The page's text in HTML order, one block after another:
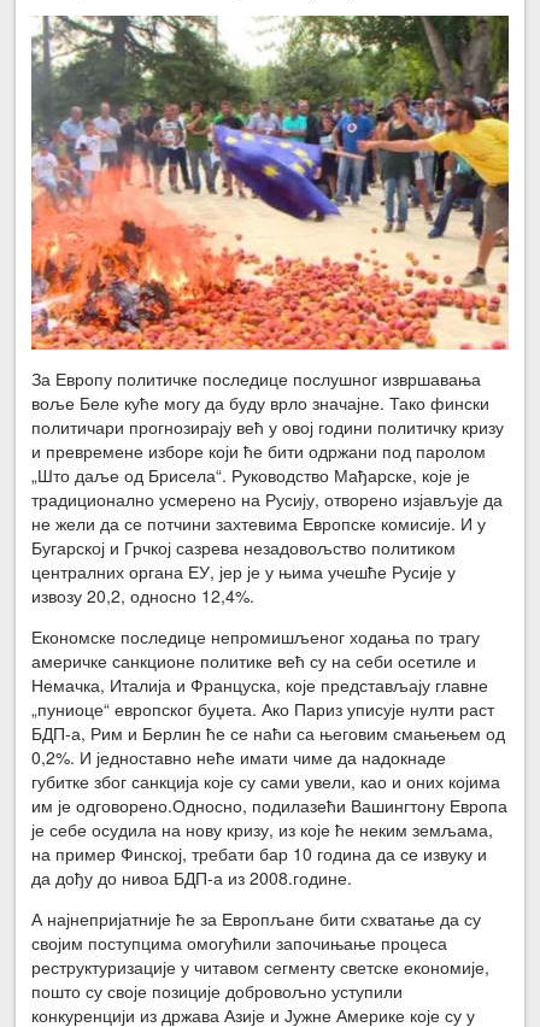
За Европу политичке последице послушног извршавања
воље Беле куће могу да буду врло значајне. Тако фински
политичари прогнозирају већ у овој години политичку кризу
и превремене изборе који ће бити одржани под паролом
„Што даље од Брисела“. Руководство Мађарске, које је
традиционално усмерено на Русију, отворено изјављује да
не жели да се потчини захтевима Европске комисије. И у
Бугарској и Грчкој сазрева незадовољство политиком
централних органа ЕУ, јер је у њима учешће Русије у
извозу 20,2, односно 12,4%.
Економске последице непромишљеног ходања по трагу
америчке санкционе политике већ су на себи осетиле и
Немачка, Италија и Француска, које представљају главне
„пуниоце“ европског буџета. Ако Париз уписује нулти раст
БДП-а, Рим и Берлин ће се наћи са његовим смањењем од
0,2%. И једноставно неће имати чиме да надокнаде
губитке због санкција које су сами увели, као и оних којима
им је одговорено.Односно, подилазећи Вашингтону Европа
је себе осудила на нову кризу, из које ће неким земљама,
на пример Финској, требати бар 10 година да се извуку и
да дођу до нивоа БДП-а из 2008.године.
А најнепријатније ће за Европљане бити схватање да су
својим поступцима омогућили започињање процеса
реструктуризације у читавом сегменту светске економије,
пошто су своје позиције добровољно уступили
конкуренцији из држава Азије и Јужне Америке које су у